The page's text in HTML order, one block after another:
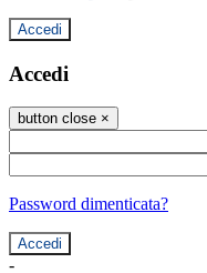
Accedi
Accedi
button close ×
Password dimenticata?
-